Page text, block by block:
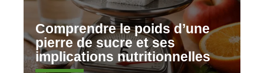
Comprendre le poids d’une
pierre de sucre et ses
implications nutritionnelles